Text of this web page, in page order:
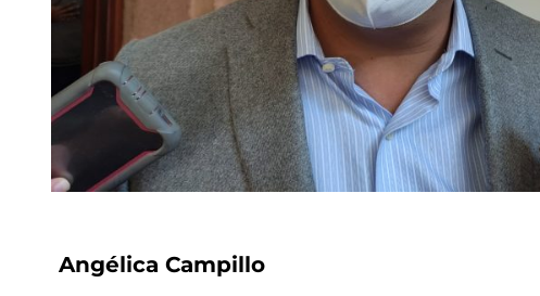
Angélica Campillo